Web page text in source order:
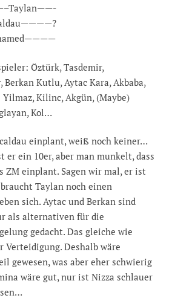
Öztürk, Tasdemir,
Berkan Kutlu, Aytac Kara, Akbaba,
Yilmaz, Kilinc, Akgün, (Maybe)
Kol…
einplant, weiß noch keiner…
er ein 10er, aber man munkelt, dass
ZM einplant. Sagen wir mal, er ist
Taylan noch einen
sich. Aytac und Berkan sind
als alternativen für die
gedacht. Das gleiche wie
Verteidigung. Deshalb wäre
gewesen, was aber eher schwierig
wäre gut, nur ist Nizza schlauer